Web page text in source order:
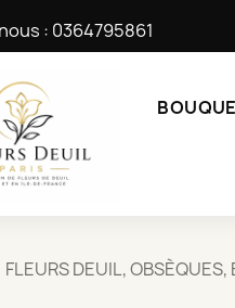
: 0364795861
FLEURS DEUIL,